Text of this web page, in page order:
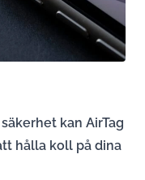
kan AirTag
hålla koll på dina